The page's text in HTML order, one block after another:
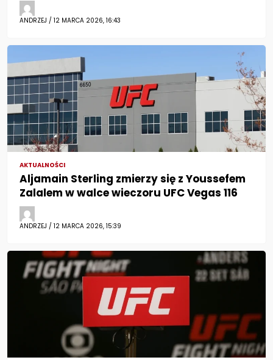
ANDRZEJ / 12 MARCA 2026, 16:43
AKTUALNOŚCI
Aljamain Sterling zmierzy się z Youssefem
Zalalem w walce wieczoru UFC Vegas 116
ANDRZEJ / 12 MARCA 2026, 15:39